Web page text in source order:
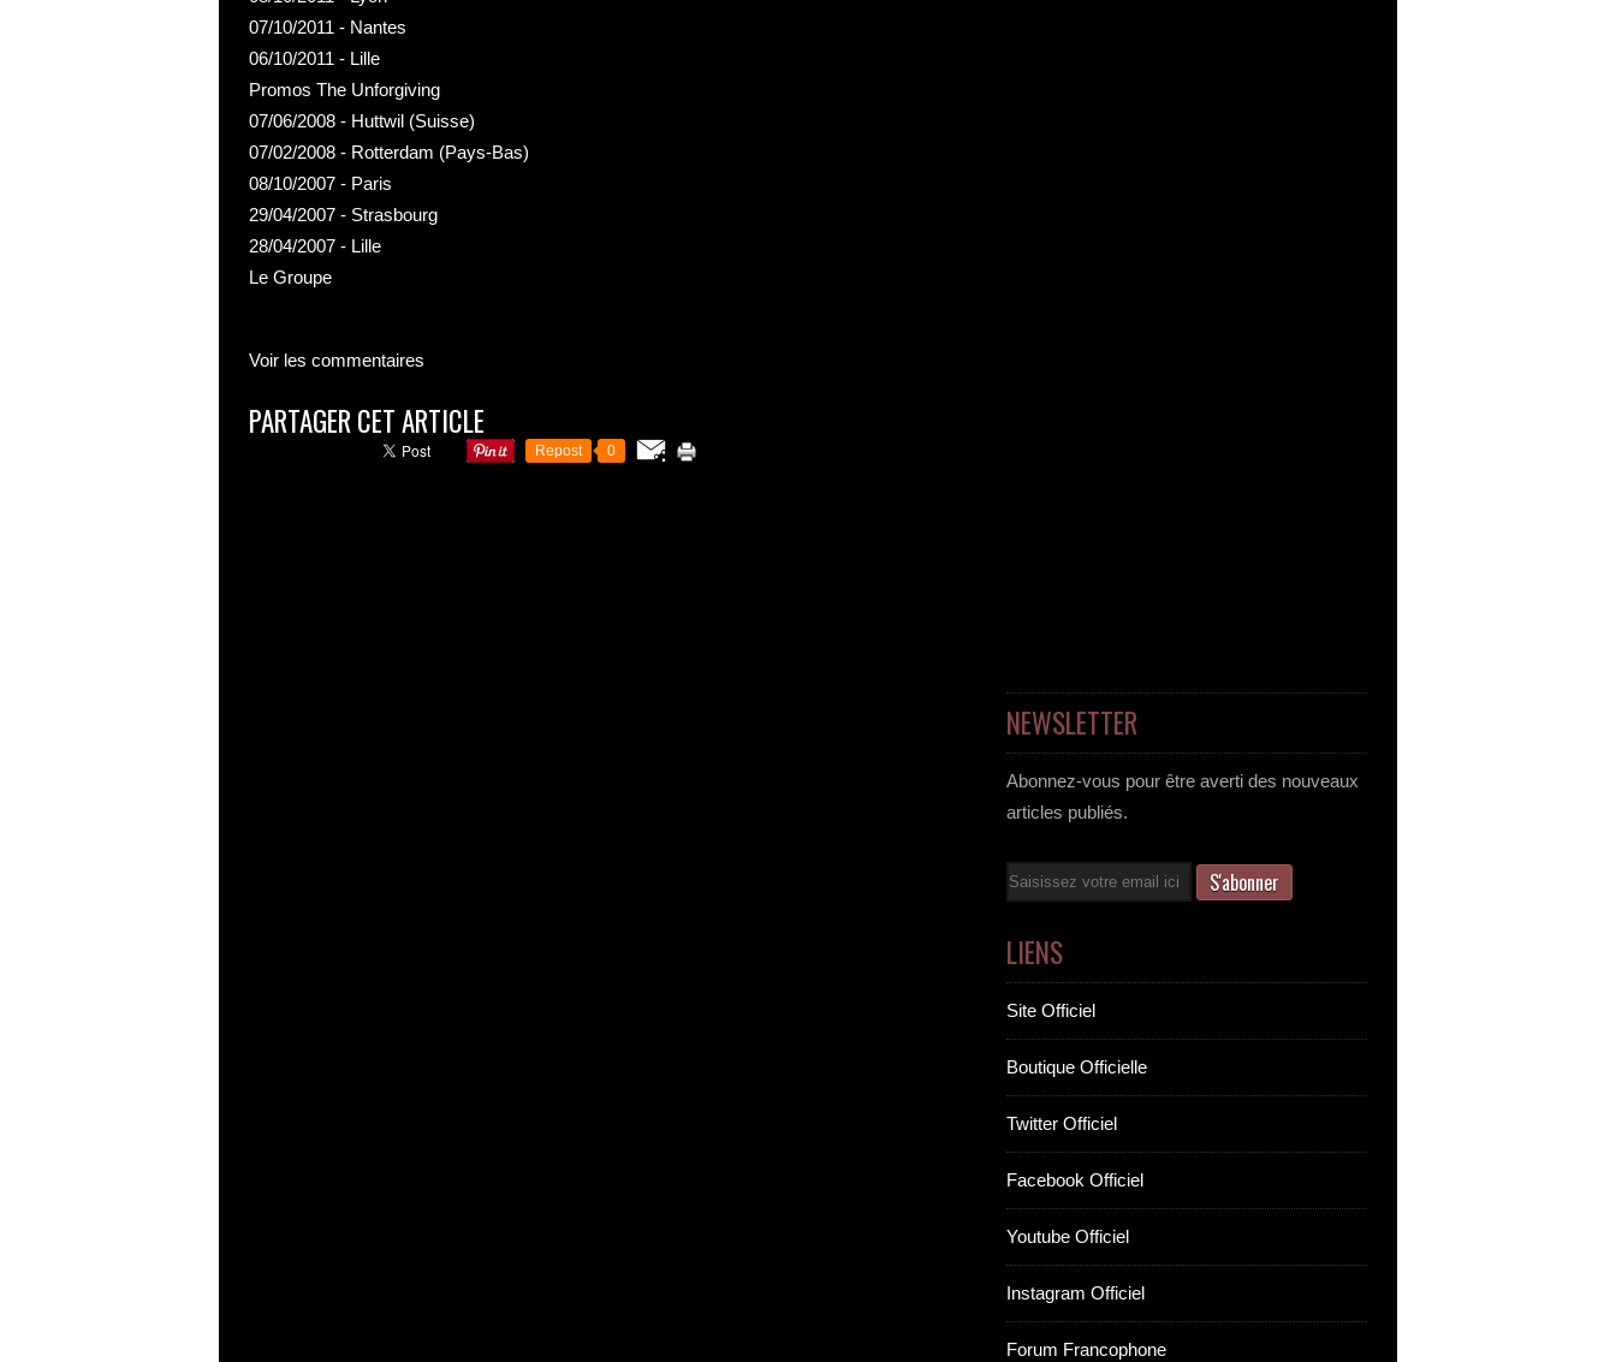
07/10/2011 - Nantes
06/10/2011 - Lille
Promos The Unforgiving
07/06/2008 - Huttwil (Suisse)
07/02/2008 - Rotterdam (Pays-Bas)
08/10/2007 - Paris
29/04/2007 - Strasbourg
28/04/2007 - Lille
Le Groupe
Voir les commentaires
PARTAGER CET ARTICLE
Repost 0
NEWSLETTER
Abonnez-vous pour être averti des nouveaux
articles publiés.
Email
LIENS
Site Officiel
Boutique Officielle
Twitter Officiel
Facebook Officiel
Youtube Officiel
Instagram Officiel
Forum Francophone